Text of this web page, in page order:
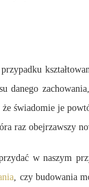
danego
świadomie je
raz obejrzawszy
w naszym
, czy budowania